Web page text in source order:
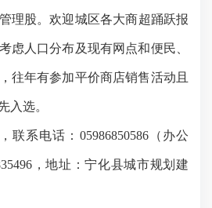
理 股。欢迎城区各大商超踊跃报
虑人口分布及现有网点和便民、
往年有参加平价商店销售活动且
入选。
，联系电话： 05986850586（办公
，地址：宁化县城市规划建